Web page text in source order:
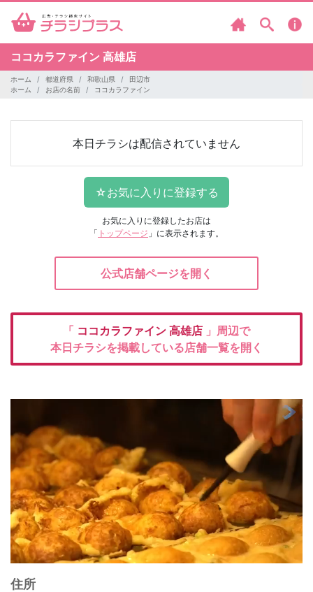
ココカラファイン 高雄店
ホーム 都道府県 和歌山県
田辺市
ホーム
お店の名前 ココカラファイン
本日チラシは配信されていません
お気に入りに登録したお店は
「 トップページ 」に表示されます。
公式店舗ページを開く
「 ココカラファイン 高雄店 」周辺で
本日チラシを掲載している店舗一覧を開く
住所